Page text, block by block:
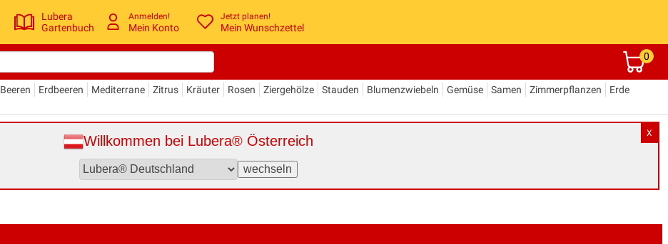
Lubera
Gartenbuch
Anmelden!
Mein Konto
Jetzt planen!
Mein Wunschzettel
0
Beeren Erdbeeren Mediterrane Zitrus Kräuter Rosen Ziergehölze Stauden Blumenzwiebeln Gemüse Samen Zimmerpflanzen
Erde
X
Willkommen bei Lubera® Österreich